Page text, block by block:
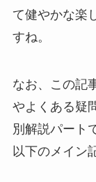
て健やかな楽
すね。
なお、この記
やよくある疑
別解説パート
以下のメイン